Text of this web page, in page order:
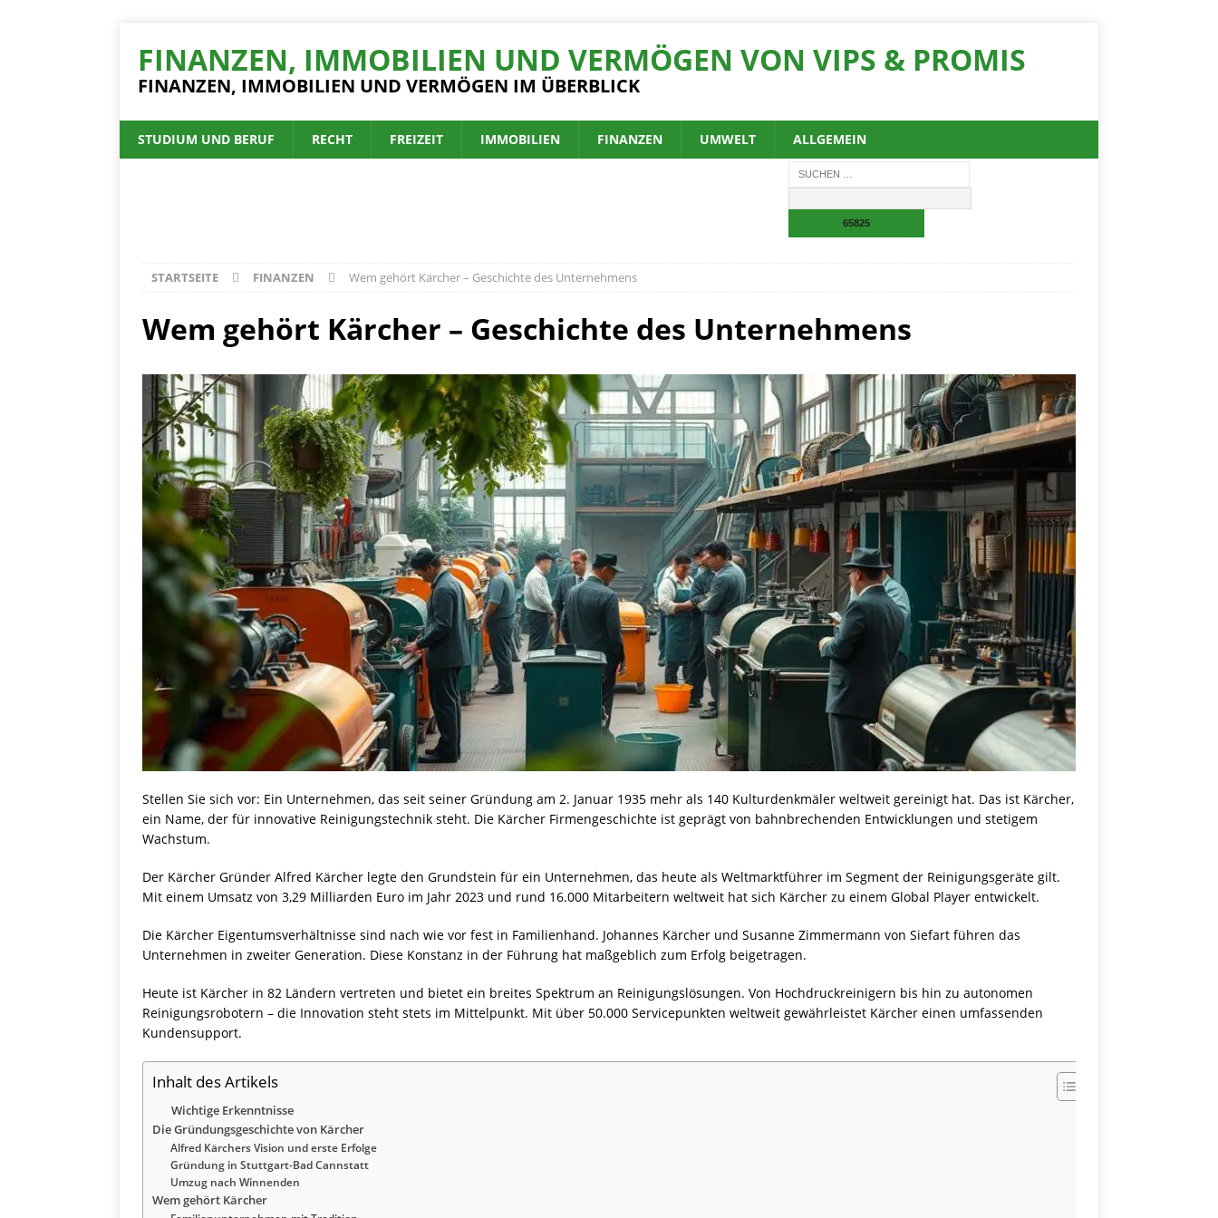
FINANZEN, IMMOBILIEN UND VERMÖGEN VON VIPS & PROMIS
FINANZEN, IMMOBILIEN UND VERMÖGEN IM ÜBERBLICK
STUDIUM UND BERUF RECHT FREIZEIT IMMOBILIEN FINANZEN UMWELT ALLGEMEIN
STARTSEITE FINANZEN Wem gehört Kärcher – Geschichte des Unternehmens
Wem gehört Kärcher – Geschichte des Unternehmens
Stellen Sie sich vor: Ein Unternehmen, das seit seiner Gründung am 2. Januar 1935 mehr als 140 Kulturdenkmäler weltweit gereinigt hat. Das ist Kärcher,
ein Name, der für innovative Reinigungstechnik steht. Die Kärcher Firmengeschichte ist geprägt von bahnbrechenden Entwicklungen und stetigem
Wachstum.
Der Kärcher Gründer Alfred Kärcher legte den Grundstein für ein Unternehmen, das heute als Weltmarktführer im Segment der Reinigungsgeräte gilt.
Mit einem Umsatz von 3,29 Milliarden Euro im Jahr 2023 und rund 16.000 Mitarbeitern weltweit hat sich Kärcher zu einem Global Player entwickelt.
Die Kärcher Eigentumsverhältnisse sind nach wie vor fest in Familienhand. Johannes Kärcher und Susanne Zimmermann von Siefart führen das
Unternehmen in zweiter Generation. Diese Konstanz in der Führung hat maßgeblich zum Erfolg beigetragen.
Heute ist Kärcher in 82 Ländern vertreten und bietet ein breites Spektrum an Reinigungslösungen. Von Hochdruckreinigern bis hin zu autonomen
Reinigungsrobotern – die Innovation steht stets im Mittelpunkt. Mit über 50.000 Servicepunkten weltweit gewährleistet Kärcher einen umfassenden
Kundensupport.
Inhalt des Artikels
Wichtige Erkenntnisse
Die Gründungsgeschichte von Kärcher
Alfred Kärchers Vision und erste Erfolge
Gründung in Stuttgart-Bad Cannstatt
Umzug nach Winnenden
Wem gehört Kärcher